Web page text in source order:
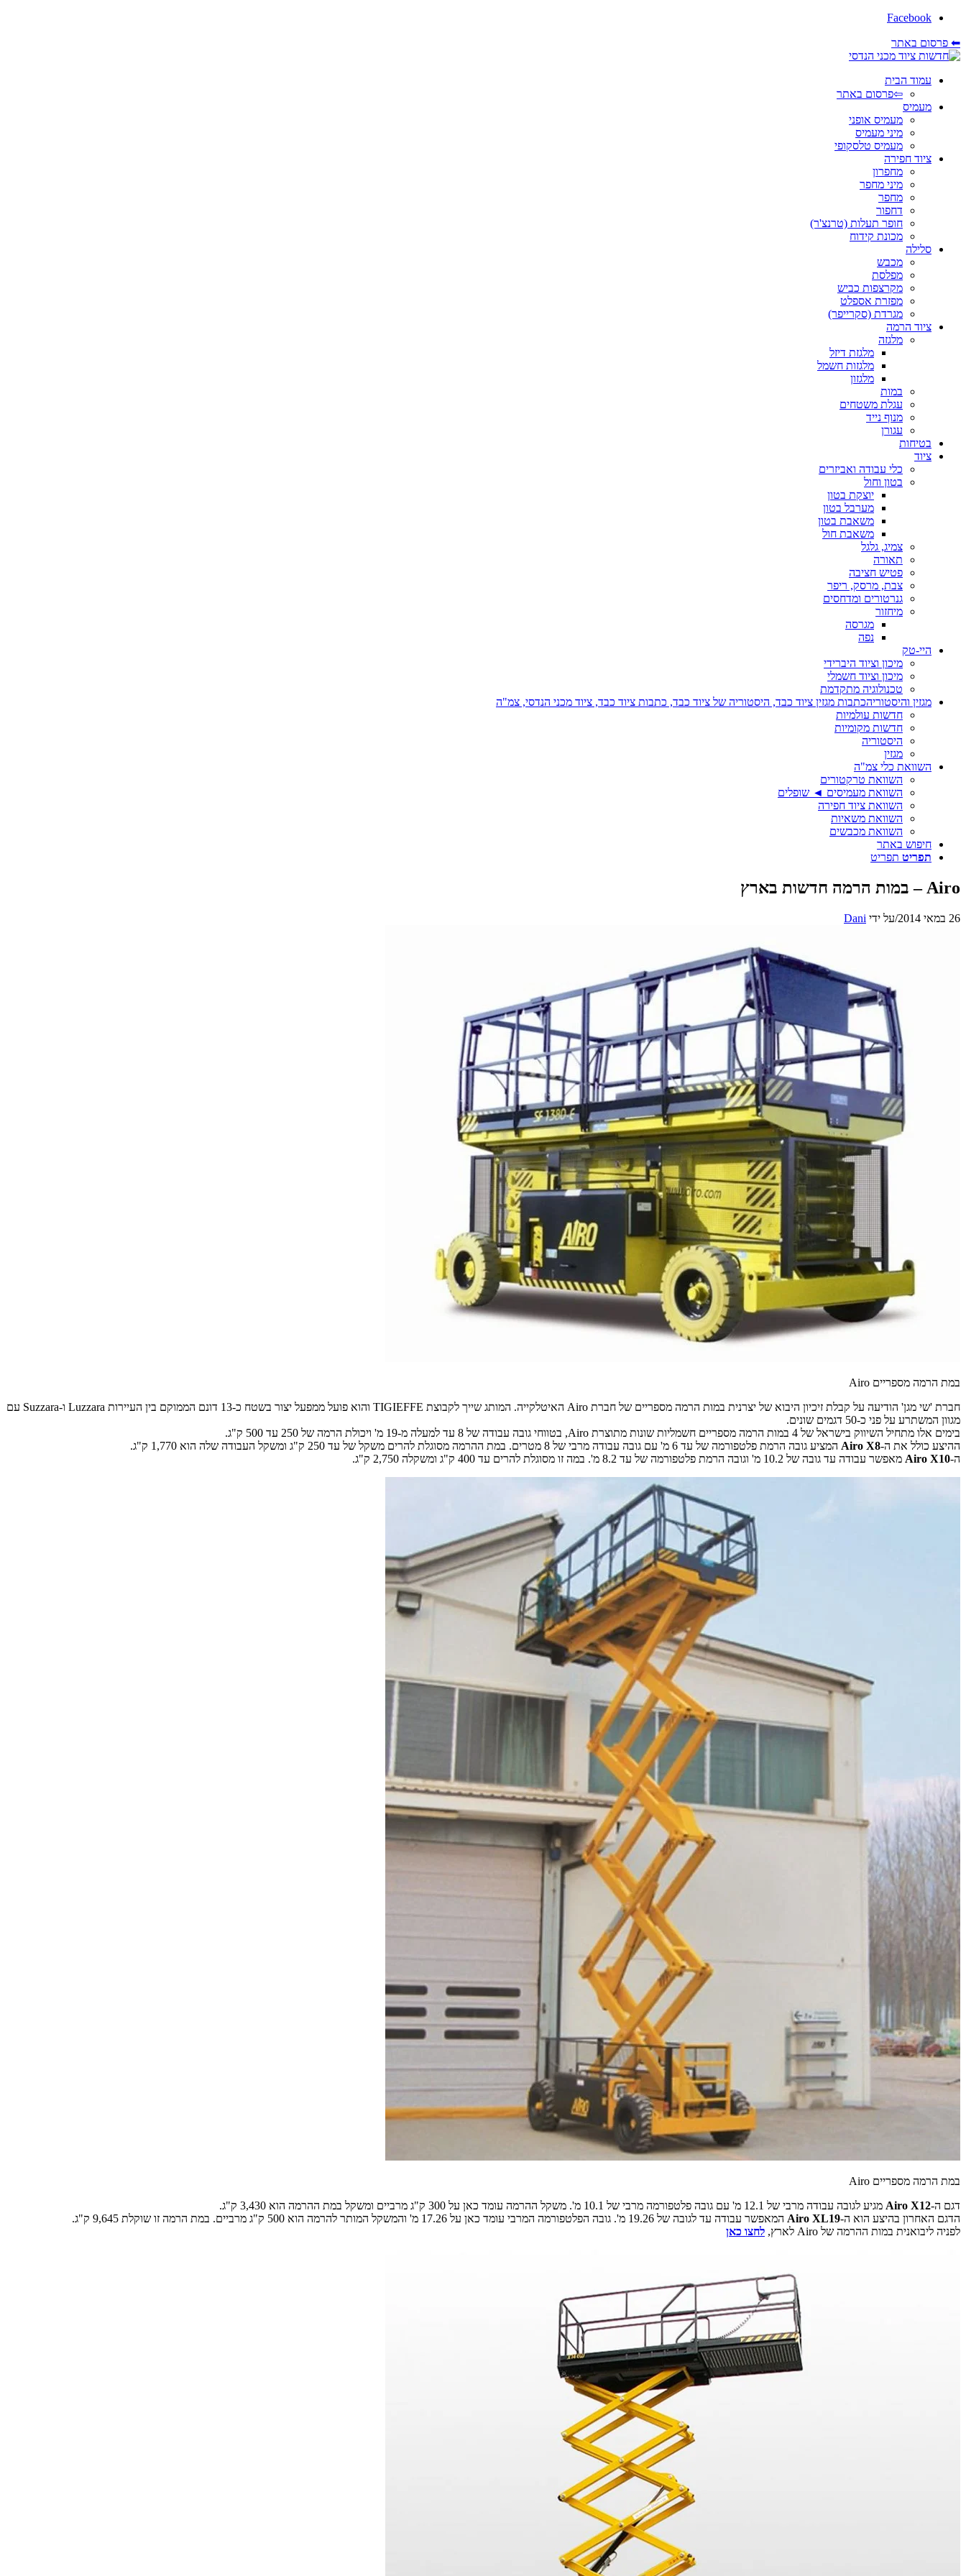
Facebook
⬅ פרסום באתר
עמוד הבית
⇦פרסום באתר
מעמיס
מעמיס אופני
מיני מעמיס
מעמיס טלסקופי
ציוד חפירה
מחפרון
מיני מחפר
מחפר
דחפור
חופר תעלות (טרנצ'ר)
מכונת קידוח
סלילה
מכבש
מפלסת
מקרצפות כביש
מפזרת אספלט
מגרדת (סקרייפר)
ציוד הרמה
מלגזה
מלגזת דיזל
מלגזות חשמל
מלגזון
במות
עגלת משטחים
מנוף נייד
עגורן
בטיחות
ציוד
כלי עבודה ואביזרים
בטון וחול
יוצקת בטון
מערבל בטון
משאבת בטון
משאבת חול
צמיג, גלגל
תאורה
פטיש חציבה
צבת, מרסק, ריפר
גנרטורים ומדחסים
מיחזור
מגרסה
נפה
היי-טק
מיכון וציוד היברידי
מיכון וציוד חשמלי
טכנולוגיה מתקדמת
מגזין והיסטוריהכתבות מגזין ציוד כבד, היסטוריה של ציוד כבד, כתבות ציוד כבד, ציוד מכני הנדסי, צמ"ה
חדשות עולמיות
חדשות מקומיות
היסטוריה
מגזין
השוואת כלי צמ"ה
השוואת טרקטורים
השוואת מעמיסים ◄ שופלים
השוואת ציוד חפירה
השוואת משאיות
השוואת מכבשים
חיפוש באתר
תפריט תפריט
Airo – במות הרמה חדשות בארץ
26 במאי 2014 /על ידי Dani
במת הרמה מספריים Airo
חברת 'שי מגן' הודיעה על קבלת זיכיון היבוא של יצרנית במות הרמה מספריים של חברת Airo האיטלקייה. המותג שייך לקבוצת TIGIEFFE והוא פועל ממפעל יצור בשטח כ-13 דונם הממוקם בין העיירות Luzzara ו-Suzzara עם
מגוון המשתרע על פני כ-50 דגמים שונים.
בימים אלו מתחיל השיווק בישראל של 4 במות הרמה מספריים חשמליות שונות מתוצרת Airo, בטווחי גובה עבודה של 8 עד למעלה מ-19 מ' ויכולת הרמה של 250 עד 500 ק"ג.
ההיצע כולל את ה-Airo X8 המציע גובה הרמת פלטפורמה של עד 6 מ' עם גובה עבודה מרבי של 8 מטרים. במת ההרמה מסוגלת להרים משקל של עד 250 ק"ג ומשקל העבודה שלה הוא 1,770 ק"ג.
ה-Airo X10 מאפשר עבודה עד גובה של 10.2 מ' וגובה הרמת פלטפורמה של עד 8.2 מ'. במה זו מסוגלת להרים עד 400 ק"ג ומשקלה 2,750 ק"ג.
במת הרמה מספריים Airo
דגם ה-Airo X12 מגיע לגובה עבודה מרבי של 12.1 מ' עם גובה פלטפורמה מרבי של 10.1 מ'. משקל ההרמה עומד כאן על 300 ק"ג מרביים ומשקל במת ההרמה הוא 3,430 ק"ג.
הדגם האחרון בהיצע הוא ה-Airo XL19 המאפשר עבודה עד לגובה של 19.26 מ'. גובה הפלטפורמה המרבי עומד כאן על 17.26 מ' והמשקל המותר להרמה הוא 500 ק"ג מרביים. במת הרמה זו שוקלת 9,645 ק"ג.
לפניה ליבואנית במות ההרמה של Airo לארץ,
לחצו כאן